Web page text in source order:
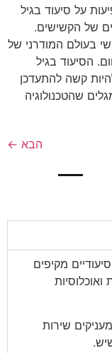
על סיעוד בגיל
של הקשישים.
בעולם המודרני של
הסיעוד בגיל
קשה להתעדכן
שהטכנולוגיה
הבא ←
מקיפים
שירות